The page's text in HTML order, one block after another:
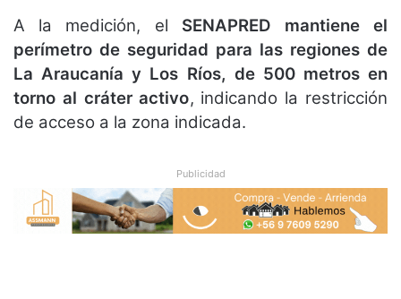
A la medición, el SENAPRED mantiene el
perímetro de seguridad para las regiones de
La Araucanía y Los Ríos, de 500 metros en
torno al cráter activo, indicando la restricción
de acceso a la zona indicada.
Publicidad